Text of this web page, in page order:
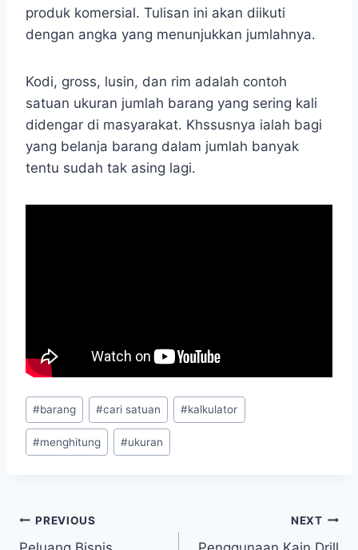
produk komersial. Tulisan ini akan diikuti
dengan angka yang menunjukkan jumlahnya.
Kodi, gross, lusin, dan rim adalah contoh
satuan ukuran jumlah barang yang sering kali
didengar di masyarakat. Khssusnya ialah bagi
yang belanja barang dalam jumlah banyak
tentu sudah tak asing lagi.
Post
Tags:
#barang #cari satuan #kalkulator
#menghitung #ukuran
Navigasi
PREVIOUS NEXT